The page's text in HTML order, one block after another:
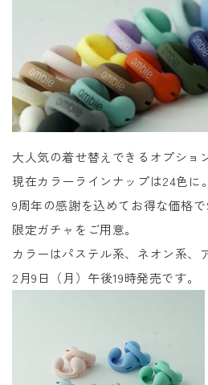
大人気の着せ替えできるオプショ
現在カラーラインナップは24色に。
9周年の感謝を込めて お得な価格
限定ガチャをご用意。
カラーはパステル系、ネオン系、
2月9日（月）午後19時発売です。